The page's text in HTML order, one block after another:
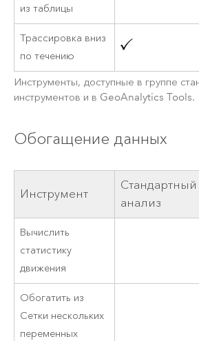
из таблицы
Трассировка вниз
по течению
Инструменты, доступные в группе
инструментов и в GeoAnalytics Tools.
Обогащение данных
Инструмент
Стандартный
анализ
Вычислить
статистику
движения
Обогатить из
Сетки нескольких
переменных